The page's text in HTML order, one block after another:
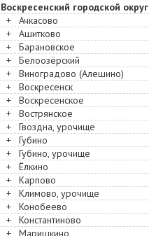
Воскресенский городской округ
+
Ачкасово
+
Ашитково
+
Барановское
+
Белоозёрский
+
Виноградово (Алешино)
+
Воскресенск
+
Воскресенское
+
Вострянское
+
Гвоздна, урочище
+
Губино
+
Губино, урочище
+
Ёлкино
+
Карпово
+
Климово, урочище
+
Конобеево
+
Константиново
+
Маришкино